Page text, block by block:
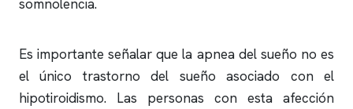
somnolencia.
Es importante señalar que la apnea del sueño no es
el único trastorno del sueño asociado con el
hipotiroidismo. Las personas con esta afección